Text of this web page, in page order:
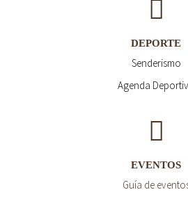
DEPORTE
Senderismo
Agenda
EVENTOS
Guía de